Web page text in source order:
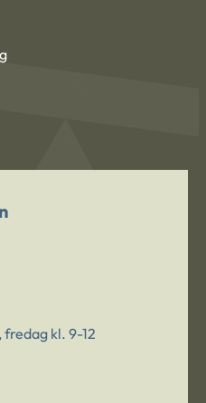
kl. 9-12